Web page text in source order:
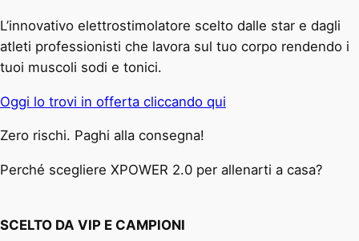
L’innovativo elettrostimolatore scelto dalle star e dagli
atleti professionisti che lavora sul tuo corpo rendendo i
tuoi muscoli sodi e tonici.
Oggi lo trovi in offerta cliccando qui
Zero rischi. Paghi alla consegna!
Perché scegliere XPOWER 2.0 per allenarti a casa?
SCELTO DA VIP E CAMPIONI